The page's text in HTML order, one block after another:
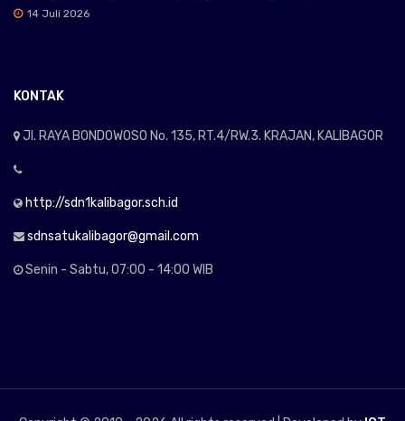
14 Juli 2026
KONTAK
Jl. RAYA BONDOWOSO No. 135, RT.4/RW.3. KRAJAN, KALIBAGOR
http://sdn1kalibagor.sch.id
sdnsatukalibagor@gmail.com
Senin - Sabtu, 07:00 - 14:00 WIB